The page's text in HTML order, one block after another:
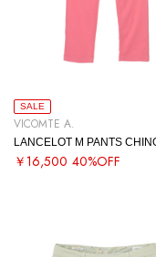
SALE
VICOMTE A.
LANCELOT M PANTS
￥16,500 40%OFF